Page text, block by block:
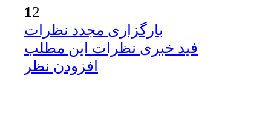
12
بارگزاری مجدد نظرات
فید خبری نظرات این مطلب
افزودن نظر